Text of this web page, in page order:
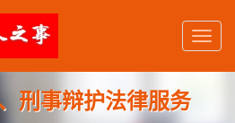
刑事辩护法律服务